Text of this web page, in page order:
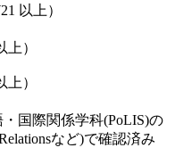
以上）
）
）
国際関係学科(PoLIS)の
など)で確認済み